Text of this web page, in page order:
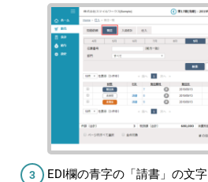
EDI欄の青字の「請書」の文